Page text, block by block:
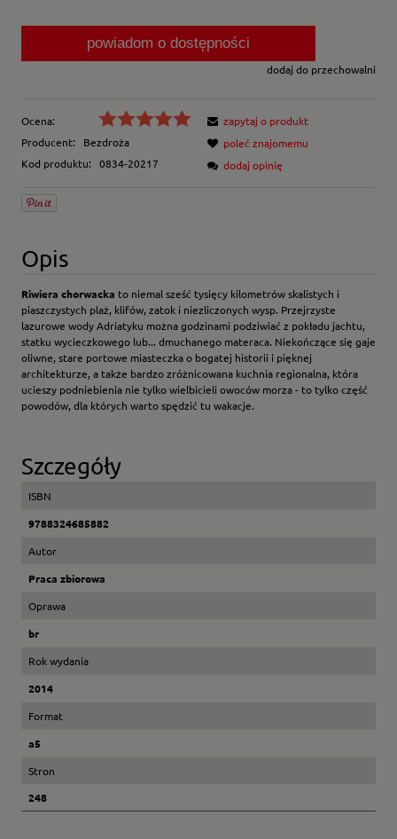
powiadom o dostępności
dodaj do przechowalni
Ocena:
Producent:
Bezdroża
Kod produktu:
0834-20217
zapytaj o produkt
poleć znajomemu
dodaj opinię
Opis
Riwiera chorwacka to niemal sześć tysięcy kilometrów skalistych i
piaszczystych plaż, klifów, zatok i niezliczonych wysp. Przejrzyste
lazurowe wody Adriatyku można godzinami podziwiać z pokładu jachtu,
statku wycieczkowego lub... dmuchanego materaca. Niekończące się gaje
oliwne, stare portowe miasteczka o bogatej historii i pięknej
architekturze, a także bardzo zróżnicowana kuchnia regionalna, która
ucieszy podniebienia nie tylko wielbicieli owoców morza - to tylko część
powodów, dla których warto spędzić tu wakacje.
Szczegóły
ISBN
9788324685882
Autor
Praca zbiorowa
Oprawa
br
Rok wydania
2014
Format
a5
Stron
248